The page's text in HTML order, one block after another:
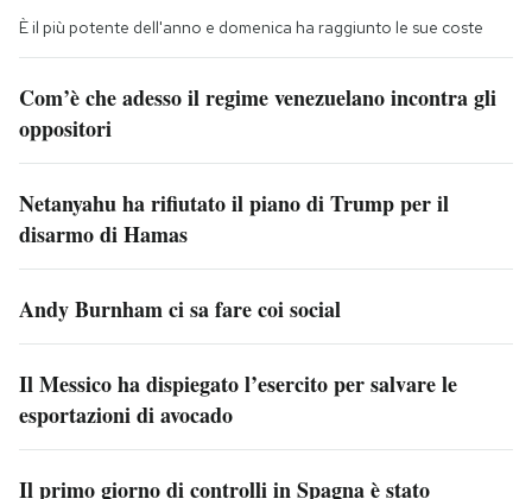
È il più potente dell'anno e domenica ha raggiunto le sue coste
Com’è che adesso il regime venezuelano incontra gli
oppositori
Netanyahu ha rifiutato il piano di Trump per il
disarmo di Hamas
Andy Burnham ci sa fare coi social
Il Messico ha dispiegato l’esercito per salvare le
esportazioni di avocado
Il primo giorno di controlli in Spagna è stato